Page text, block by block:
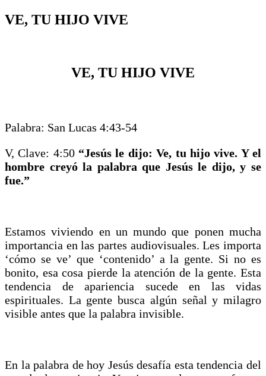
VE, TU HIJO VIVE
VE, TU HIJO VIVE
Palabra: San Lucas 4:43-54
V, Clave: 4:50“Jesús le dijo: Ve, tu hijo vive. Y el
hombre creyó la palabra que Jesús le dijo, y se
fue.”
Estamos viviendo en un mundo que ponen mucha
importancia en las partes audiovisuales. Les importa
‘cómo se ve’ que ‘contenido’ a la gente. Si no es
bonito, esa cosa pierde la atención de la gente. Esta
tendencia de apariencia sucede en las vidas
espirituales. La gente busca algún señal y milagro
visible antes que la palabra invisible.
En la palabra de hoy Jesús desafía esta tendencia del